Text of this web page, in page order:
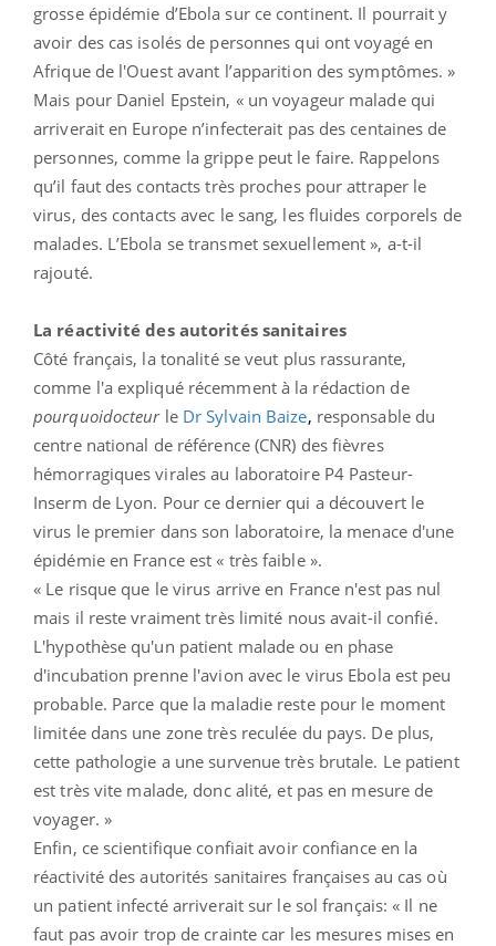
grosse épidémie d’Ebola sur ce continent. Il pourrait y
avoir des cas isolés de personnes qui ont voyagé en
Afrique de l'Ouest avant l’apparition des symptômes. »
Mais pour Daniel Epstein, « un voyageur malade qui
arriverait en Europe n’infecterait pas des centaines de
personnes, comme la grippe peut le faire. Rappelons
qu’il faut des contacts très proches pour attraper le
virus, des contacts avec le sang, les fluides corporels de
malades. L’Ebola se transmet sexuellement », a-t-il
rajouté.
La réactivité des autorités sanitaires
Côté français, la tonalité se veut plus rassurante,
comme l'a expliqué récemment à la rédaction de
pourquoidocteurle Dr Sylvain Baize, responsable du
centre national de référence (CNR) des fièvres
hémorragiques virales au laboratoire P4 Pasteur-
Inserm de Lyon. Pour ce dernier qui a découvert le
virus le premier dans son laboratoire, la menace d'une
épidémie en France est « très faible ».
« Le risque que le virus arrive en France n'est pas nul
mais il reste vraiment très limité nous avait-il confié.
L'hypothèse qu'un patient malade ou en phase
d'incubation prenne l'avion avec le virus Ebola est peu
probable. Parce que la maladie reste pour le moment
limitée dans une zone très reculée du pays. De plus,
cette pathologie a une survenue très brutale. Le patient
est très vite malade, donc alité, et pas en mesure de
voyager. »
Enfin, ce scientifique confiait avoir confiance en la
réactivité des autorités sanitaires françaises au cas où
un patient infecté arriverait sur le sol français: « Il ne
faut pas avoir trop de crainte car les mesures mises en